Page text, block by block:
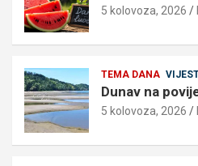
5 kolovoza, 2026
TEMA DANA
Dunav na
5 kolovoza, 2026